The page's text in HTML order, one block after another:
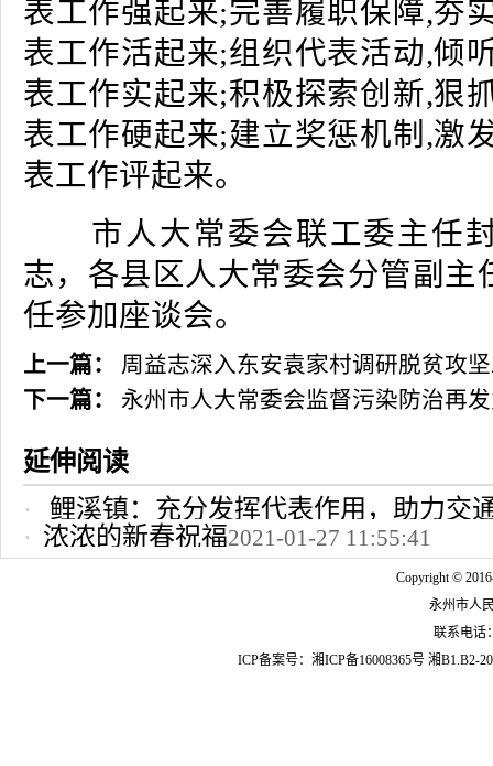
表工作强起来;完善履职保障,夯
表工作活起来;组织代表活动,倾
表工作实起来;积极探索创新,狠
表工作硬起来;建立奖惩机制,激
表工作评起来。
市人大常委会联工委主任封
志，各县区人大常委会分管副主
任参加座谈会。
上一篇：
周益志深入东安袁家村调研脱贫攻
下一篇：
永州市人大常委会监督污染防治再
延伸阅读
鲤溪镇：充分发挥代表作用，助力交
2022-10-24 12:09:37
浓浓的新春祝福2021-01-27 11:55:41
Copyright ©
永州市人
联系电话
ICP备案号： 湘ICP备16008365号 湘B1.B2-